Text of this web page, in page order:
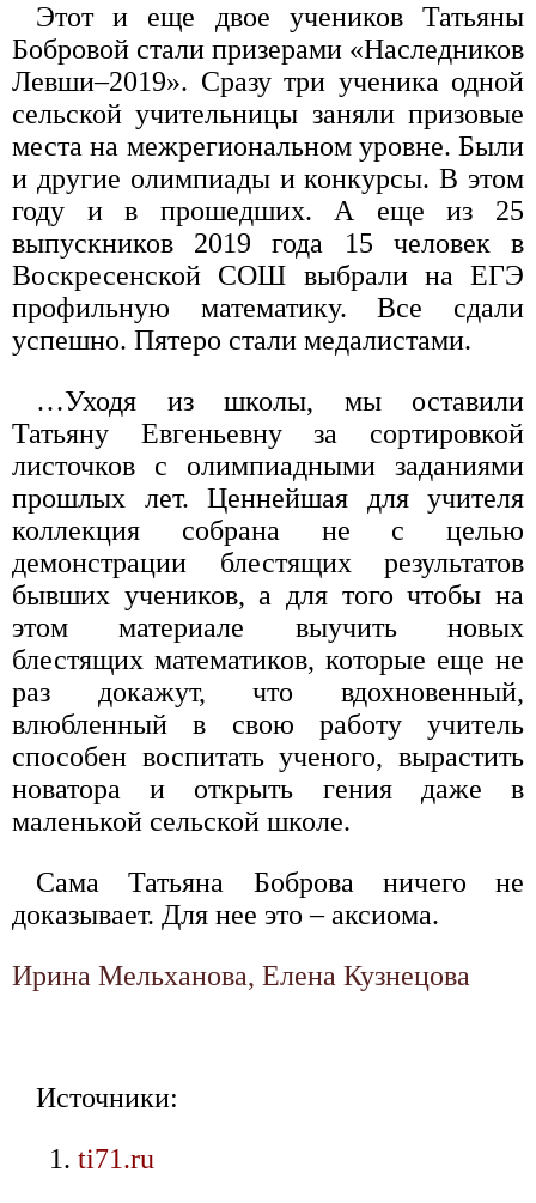
Этот и еще двое учеников Татьяны
Бобровой стали призерами «Наследников
Левши–2019». Сразу три ученика одной
сельской учительницы заняли призовые
места на межрегиональном уровне. Были
и другие олимпиады и конкурсы. В этом
году и в прошедших. А еще из 25
выпускников 2019 года 15 человек в
Воскресенской СОШ выбрали на ЕГЭ
профильную математику. Все сдали
успешно. Пятеро стали медалистами.
…Уходя из школы, мы оставили
Татьяну Евгеньевну за сортировкой
листочков с олимпиадными заданиями
прошлых лет. Ценнейшая для учителя
коллекция собрана не с целью
демонстрации блестящих результатов
бывших учеников, а для того чтобы на
этом материале выучить новых
блестящих математиков, которые еще не
раз докажут, что вдохновенный,
влюбленный в свою работу учитель
способен воспитать ученого, вырастить
новатора и открыть гения даже в
маленькой сельской школе.
Сама Татьяна Боброва ничего не
доказывает. Для нее это – аксиома.
Ирина Мельханова, Елена Кузнецова
Источники:
ti71.ru